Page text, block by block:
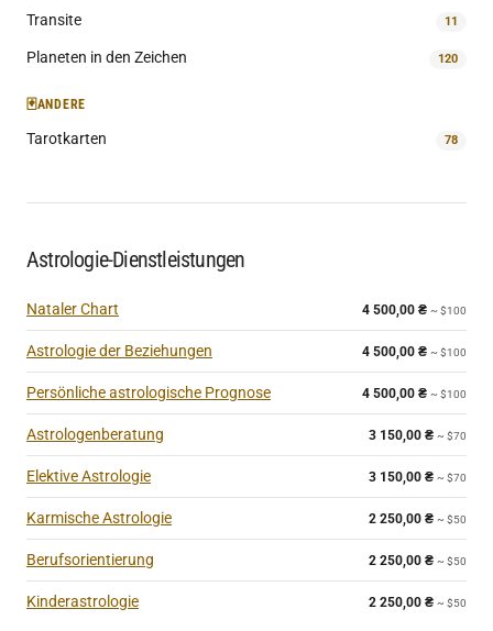
Transite 11
Planeten in den Zeichen 120
🃏ANDERE
Tarotkarten 78
Astrologie-Dienstleistungen
Nataler Chart 4 500,00 ₴ ~ $100
Astrologie der Beziehungen 4 500,00 ₴ ~ $100
Persönliche astrologische Prognose 4 500,00 ₴ ~ $100
Astrologenberatung 3 150,00 ₴ ~ $70
Elektive Astrologie 3 150,00 ₴ ~ $70
Karmische Astrologie 2 250,00 ₴ ~ $50
Berufsorientierung 2 250,00 ₴ ~ $50
Kinderastrologie 2 250,00 ₴ ~ $50